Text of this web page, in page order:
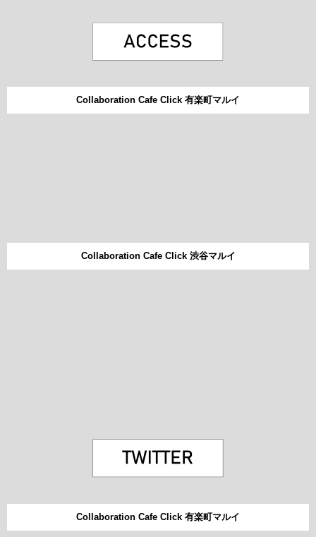
Collaboration Cafe Click 有楽町マルイ
Collaboration Cafe Click 渋谷マルイ
Collaboration Cafe Click 有楽町マルイ